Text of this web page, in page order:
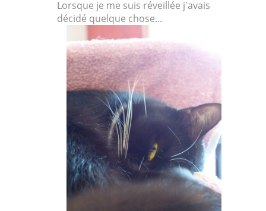
Lorsque je me suis réveillée j'avais
décidé quelque chose...